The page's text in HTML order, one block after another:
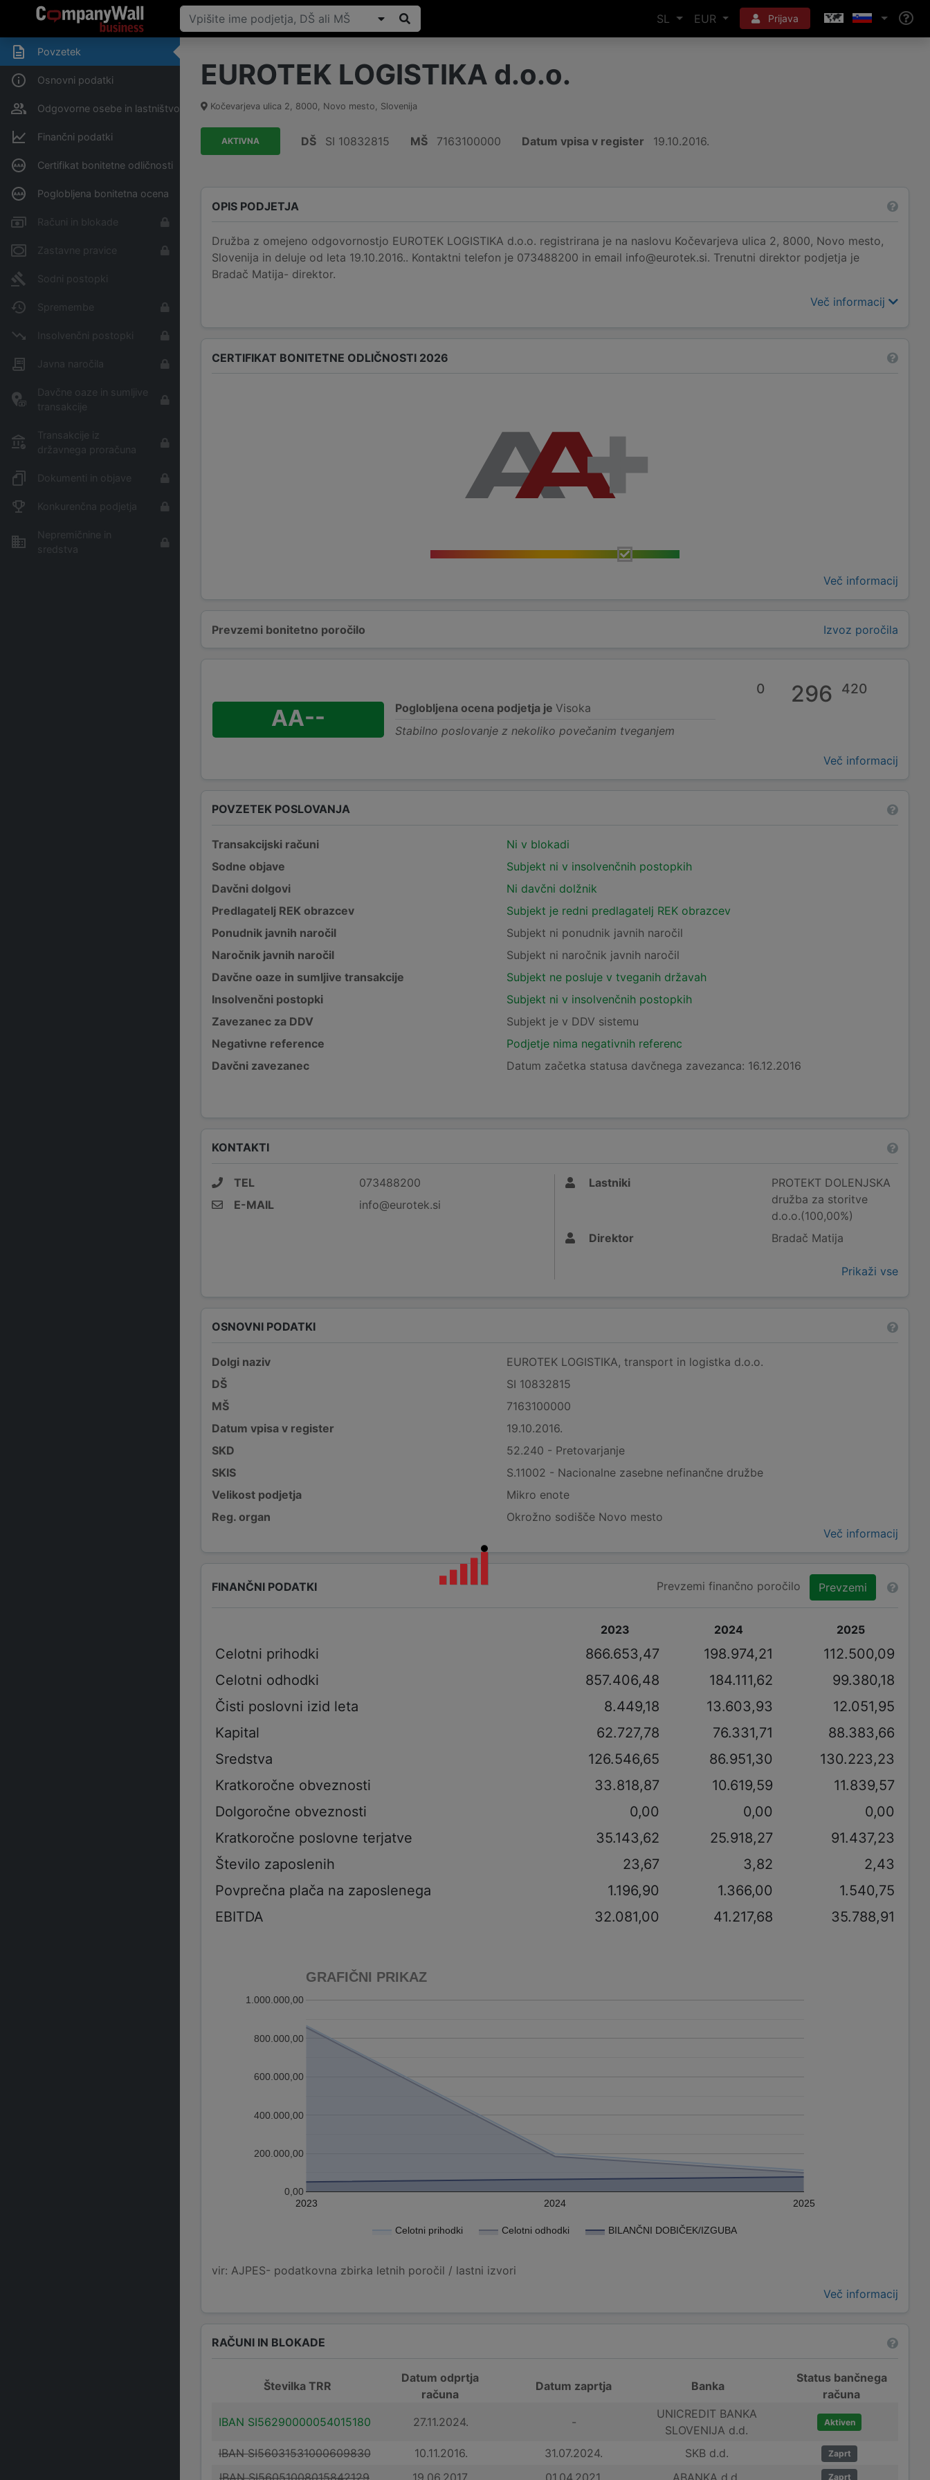
SL EUR Prijava
Povzetek
Osnovni podatki
Odgovorne osebe in lastništvo
Finančni podatki
Certifikat bonitetne odličnosti
Poglobljena bonitetna ocena
Računi in blokade
Zastavne pravice
Sodni postopki
Spremembe
Insolvenčni postopki
Javna naročila
Davčne oaze in sumljive
transakcije
Transakcije iz
državnega proračuna
Dokumenti in objave
Konkurenčna podjetja
Nepremičnine in
sredstva
EUROTEK LOGISTIKA d.o.o.
Kočevarjeva ulica 2, 8000, Novo mesto, Slovenija
AKTIVNA DŠ SI 10832815 MŠ 7163100000 Datum vpisa v register 19.10.2016.
OPIS PODJETJA
Družba z omejeno odgovornostjo EUROTEK LOGISTIKA d.o.o. registrirana je na naslovu Kočevarjeva ulica 2, 8000, Novo mesto,
Slovenija in deluje od leta 19.10.2016.. Kontaktni telefon je 073488200 in email info@eurotek.si. Trenutni direktor podjetja je
Bradač Matija- direktor.
Več informacij
CERTIFIKAT BONITETNE ODLIČNOSTI 2026
Več informacij
Prevzemi bonitetno poročilo Izvoz poročila
AA-- Poglobljena ocena podjetja je Visoka
Stabilno poslovanje z nekoliko povečanim tveganjem
0 296 420
Več informacij
POVZETEK POSLOVANJA
Transakcijski računi
Ni v blokadi
Sodne objave
Subjekt ni v insolvenčnih postopkih
Davčni dolgovi
Ni davčni dolžnik
Predlagatelj REK obrazcev
Subjekt je redni predlagatelj REK obrazcev
Ponudnik javnih naročil
Subjekt ni ponudnik javnih naročil
Naročnik javnih naročil
Subjekt ni naročnik javnih naročil
Davčne oaze in sumljive transakcije
Subjekt ne posluje v tveganih državah
Insolvenčni postopki
Subjekt ni v insolvenčnih postopkih
Zavezanec za DDV
Subjekt je v DDV sistemu
Negativne reference
Podjetje nima negativnih referenc
Davčni zavezanec
Datum začetka statusa davčnega zavezanca: 16.12.2016
KONTAKTI
TEL
073488200
E-MAIL
info@eurotek.si
Lastniki
PROTEKT DOLENJSKA
družba za storitve
d.o.o.(100,00%)
Direktor
Bradač Matija
Prikaži vse
OSNOVNI PODATKI
Dolgi naziv
EUROTEK LOGISTIKA, transport in logistka d.o.o.
DŠ
SI 10832815
MŠ
7163100000
Datum vpisa v register
19.10.2016.
SKD
52.240 - Pretovarjanje
SKIS
S.11002 - Nacionalne zasebne nefinančne družbe
Velikost podjetja
Mikro enote
Reg. organ
Okrožno sodišče Novo mesto
Več informacij
FINANČNI PODATKI Prevzemi finančno poročilo Prevzemi
2023 2024 2025
Celotni prihodki 866.653,47 198.974,21
112.500,09
Celotni odhodki
857.406,48 184.111,62
99.380,18
Čisti poslovni izid leta
8.449,18 13.603,93
12.051,95
Kapital
62.727,78 76.331,71
88.383,66
Sredstva
126.546,65 86.951,30
130.223,23
Kratkoročne obveznosti
33.818,87 10.619,59
11.839,57
Dolgoročne obveznosti
0,00 0,00
0,00
Kratkoročne poslovne terjatve
35.143,62 25.918,27
91.437,23
Število zaposlenih
23,67 3,82
2,43
Povprečna plača na zaposlenega
1.196,90 1.366,00
1.540,75
EBITDA
32.081,00 41.217,68 35.788,91
GRAFIČNI PRIKAZ
Celotni prihodki Celotni odhodki BILANČNI DOBIČEK/IZGUBA
2023 2024 2025
0,00
200.000,00
400.000,00
600.000,00
800.000,00
1.000.000,00
vir: AJPES- podatkovna zbirka letnih poročil / lastni izvori
Več informacij
RAČUNI IN BLOKADE
Številka TRR
Datum odprtja
računa
Datum zaprtja Banka
Status bančnega
računa
IBAN SI56290000054015180
27.11.2024. -
UNICREDIT BANKA
SLOVENIJA d.d.
Aktiven
IBAN SI56031531000609830 10.11.2016. 31.07.2024. SKB d.d. Zaprt
IBAN SI56051008015842129 19.06.2017. 01.04.2021. ABANKA d.d. Zaprt